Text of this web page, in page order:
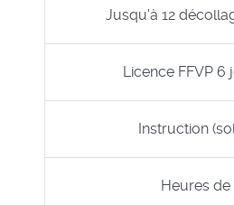
Jusqu'à 12
Licence FFVP 6
Instruction
Heures